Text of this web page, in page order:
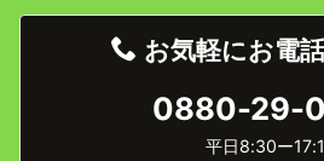
お気軽にお電
0880-29-
平日8:30ー